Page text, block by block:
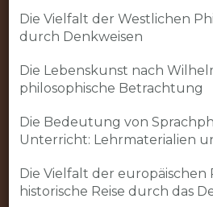
Die Vielfalt der Westlichen
durch Denkweisen
Die Lebenskunst nach
philosophische Betrachtung
Die Bedeutung von
Unterricht: Lehrmaterialien
Die Vielfalt der europäischen
historische Reise durch das